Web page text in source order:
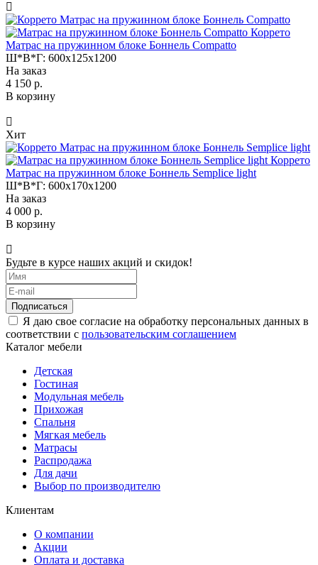
Коррето
Матрас на пружинном блоке Боннель Compatto
Ш*В*Г: 600x125x1200
На заказ
4 150 р.
В корзину
Хит
Коррето
Матрас на пружинном блоке Боннель Semplice light
Ш*В*Г: 600x170x1200
На заказ
4 000 р.
В корзину
Будьте в курсе наших акций и скидок!
Подписаться
Я даю свое согласие на обработку персональных данных в
соответствии с пользовательским соглашением
Каталог мебели
Детская
Гостиная
Модульная мебель
Прихожая
Спальня
Мягкая мебель
Матрасы
Распродажа
Для дачи
Выбор по производителю
Клиентам
О компании
Акции
Оплата и доставка